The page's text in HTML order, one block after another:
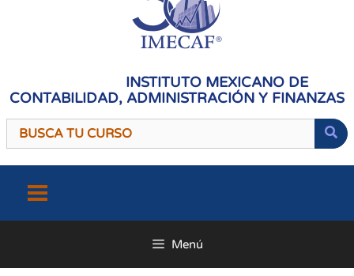
INSTITUTO MEXICANO DE
CONTABILIDAD, ADMINISTRACIÓN Y FINANZAS
contenido
Menú